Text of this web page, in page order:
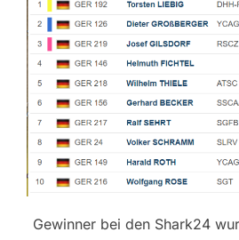
Gewinner bei den Shark24